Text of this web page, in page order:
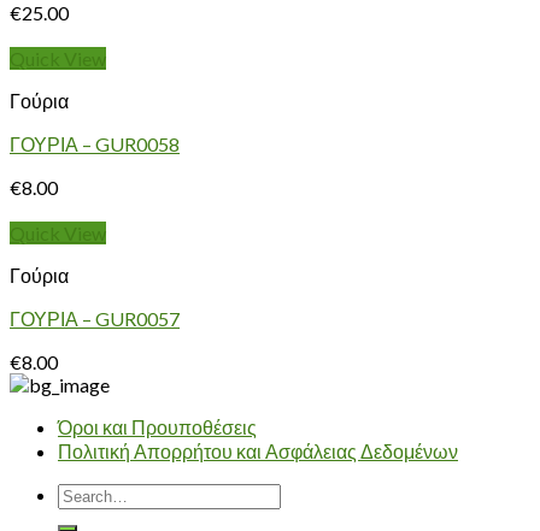
€25.00
Quick View
Γούρια
ΓΟΥΡΙΑ – GUR0058
€8.00
Quick View
Γούρια
ΓΟΥΡΙΑ – GUR0057
€8.00
Όροι και Προυποθέσεις
Πολιτική Απορρήτου και Ασφάλειας Δεδομένων
Search
for: